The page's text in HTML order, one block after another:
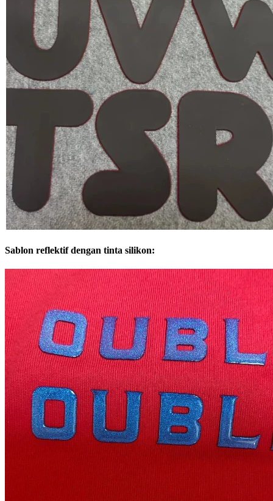
Sablon reflektif dengan tinta silikon: